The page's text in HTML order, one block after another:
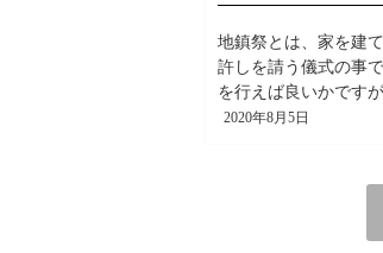
地鎮祭とは、家を建
許しを請う儀式の事
を行えば良いかです
2020年8月5日